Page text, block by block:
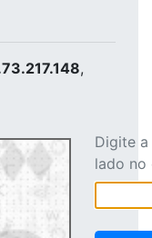
,
Digite
lado no